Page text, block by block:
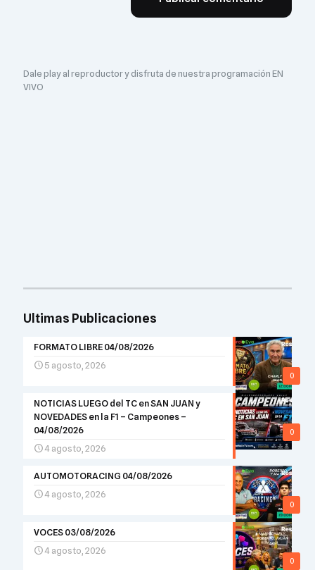
Dale play al reproductor y disfruta de nuestra programación EN
VIVO
Ultimas Publicaciones
0
FORMATO LIBRE 04/08/2026
5 agosto, 2026
0
NOTICIAS LUEGO del TC en SAN JUAN y
NOVEDADES en la F1 – Campeones –
04/08/2026
4 agosto, 2026
0
AUTOMOTORACING 04/08/2026
4 agosto, 2026
0
VOCES 03/08/2026
4 agosto, 2026